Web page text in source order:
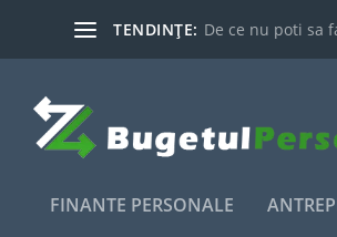
TENDINȚE: De ce nu poti sa
FINANTE PERSONALE